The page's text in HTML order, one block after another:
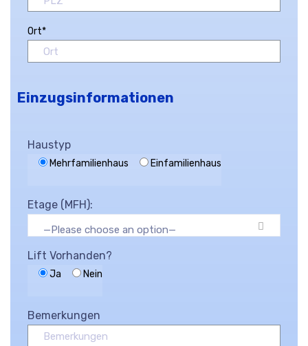
Ort*
Einzugsinformationen
Haustyp
Mehrfamilienhaus Einfamilienhaus
Etage (MFH):
—Please choose an option—
Lift Vorhanden?
Ja Nein
Bemerkungen